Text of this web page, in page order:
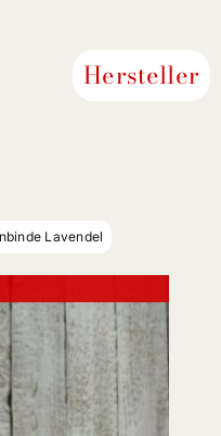
Hersteller
Lavendel